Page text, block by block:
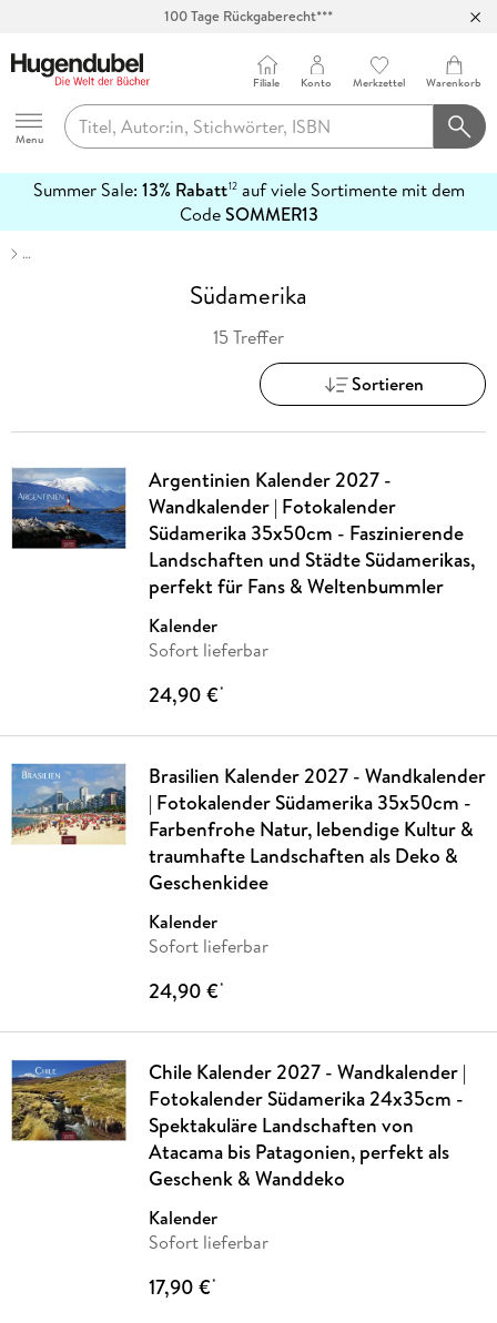
100 Tage Rückgaberecht***
Hugendubel
Menu
Filiale Konto Merkzettel Warenkorb
Summer Sale: 13% Rabatt12auf viele Sortimente mit dem
CodeSOMMER13
erfahren
…
Südamerika
15 Treffer
Sortieren
Argentinien Kalender 2027 -
Wandkalender | Fotokalender
Südamerika 35x50cm - Faszinierende
Landschaften und Städte Südamerikas,
perfekt für Fans & Weltenbummler
Kalender
Sofort lieferbar
24,90 €*
Brasilien Kalender 2027 - Wandkalender
| Fotokalender Südamerika 35x50cm -
Farbenfrohe Natur, lebendige Kultur &
traumhafte Landschaften als Deko &
Geschenkidee
Kalender
Sofort lieferbar
24,90 €*
Chile Kalender 2027 - Wandkalender |
Fotokalender Südamerika 24x35cm -
Spektakuläre Landschaften von
Atacama bis Patagonien, perfekt als
Geschenk & Wanddeko
Kalender
Sofort lieferbar
17,90 €*